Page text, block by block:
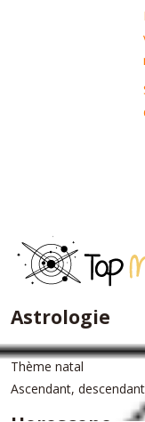
Astrologie
Thème natal
Ascendant,